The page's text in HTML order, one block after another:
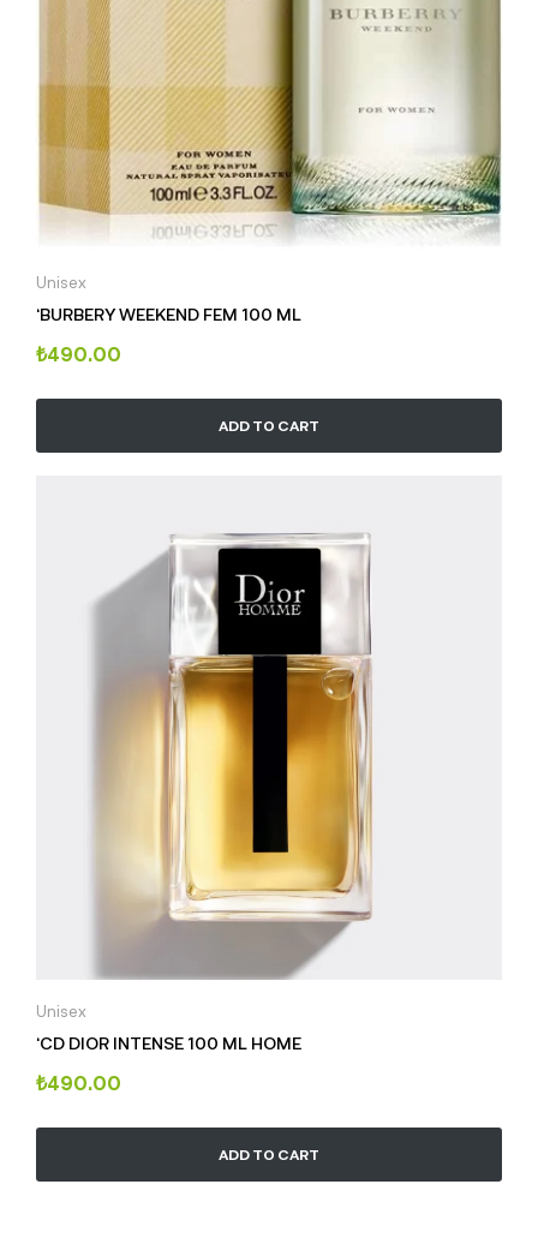
Unisex
‘BURBERY WEEKEND FEM 100 ML
₺490.00
ADD TO CART
Unisex
‘CD DIOR INTENSE 100 ML HOME
₺490.00
ADD TO CART